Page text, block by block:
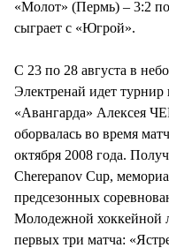
«Молот» (Пермь) – 3:2
сыграет с «Югрой».
C 23 по 28 августа в
Электренай идет
«Авангарда» Алексея
оборвалась во время
октября 2008 года.
Cherepanov Cup,
предсезонных
Молодежной
первых три матча: